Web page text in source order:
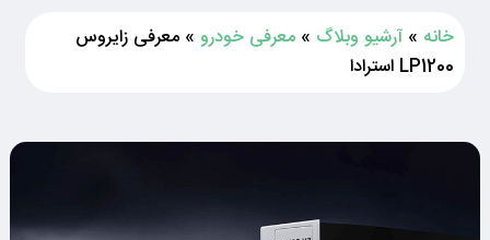
خانه » آرشیو وبلاگ » معرفی خودرو » معرفی زایروس
LP1200 استرادا